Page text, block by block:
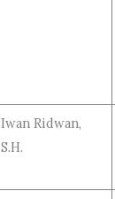
Iwan Ridwan,
S.H.